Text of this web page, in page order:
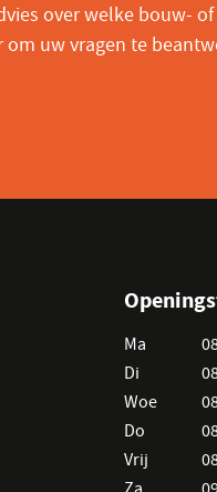
over welke bouw-
om uw vragen te
Ma
Di
Woe
Do
Vrij